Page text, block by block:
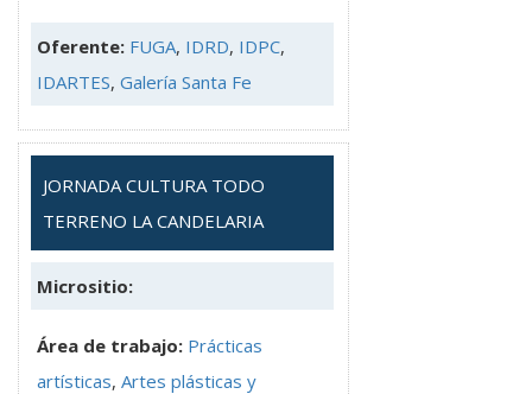
Oferente: FUGA, IDRD, IDPC,
IDARTES, Galería Santa Fe
JORNADA CULTURA TODO
TERRENO LA CANDELARIA
Micrositio:
Área de trabajo: Prácticas
artísticas, Artes plásticas y